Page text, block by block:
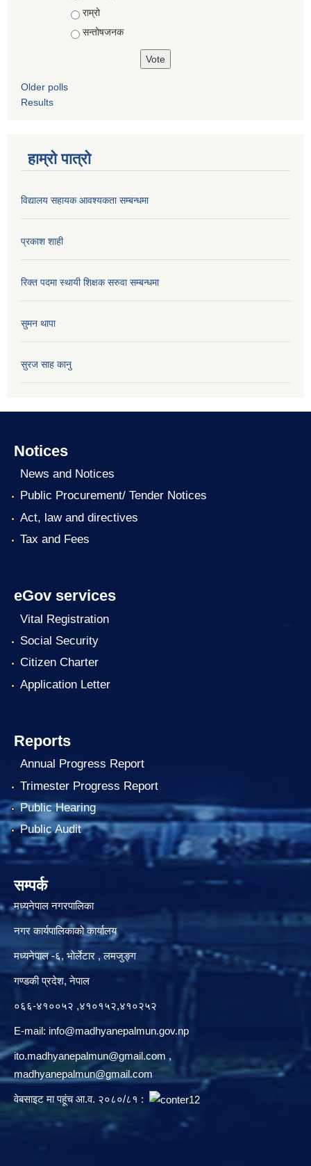
राम्रो
सन्तोषजनक
Older polls
Results
हाम्रो पात्रो
विद्यालय सहायक आवश्यकता सम्बन्धमा
प्रकाश शाही
रिक्त पदमा स्थायी शिक्षक सरुवा सम्बन्धमा
सुमन थापा
सुरज साह कानु
Notices
News and Notices
Public Procurement/ Tender Notices
Act, law and directives
Tax and Fees
eGov services
Vital Registration
Social Security
Citizen Charter
Application Letter
Reports
Annual Progress Report
Trimester Progress Report
Public Hearing
Public Audit
सम्पर्क
मध्यनेपाल नगरपालिका
नगर कार्यपालिकाको कार्यालय
मध्यनेपाल -६, भोर्लेटार , लमजुङ्ग
गण्डकी प्रदेश, नेपाल
०६६-४१००५२ ,४१०१५२,४१०२५२
E-mail: info@madhyanepalmun.gov.np
ito.madhyanepalmun@gmail.com ,
madhyanepalmun@gmail.com
वेबसाइट मा पहूंच आ.व. २०८०/८१ :